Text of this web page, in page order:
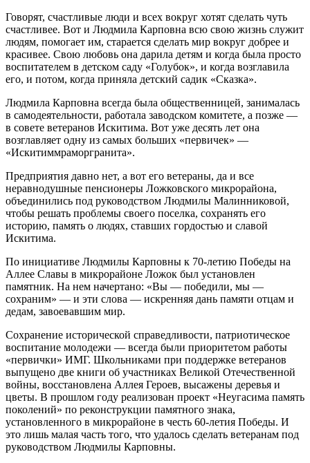
Говорят, счастливые люди и всех вокруг хотят сделать чуть
счастливее. Вот и Людмила Карповна всю свою жизнь служит
людям, помогает им, старается сделать мир вокруг добрее и
красивее. Свою любовь она дарила детям и когда была просто
воспитателем в детском саду «Голубок», и когда возглавила
его, и потом, когда приняла детский садик «Сказка».
Людмила Карповна всегда была общественницей, занималась
в самодеятельности, работала заводском комитете, а позже —
в совете ветеранов Искитима. Вот уже десять лет она
возглавляет одну из самых больших «первичек» —
«Искитиммраморгранита».
Предприятия давно нет, а вот его ветераны, да и все
неравнодушные пенсионеры Ложковского микрорайона,
объединились под руководством Людмилы Малинниковой,
чтобы решать проблемы своего поселка, сохранять его
историю, память о людях, ставших гордостью и славой
Искитима.
По инициативе Людмилы Карповны к 70-летию Победы на
Аллее Славы в микрорайоне Ложок был установлен
памятник. На нем начертано: «Вы — победили, мы —
сохраним» — и эти слова — искренняя дань памяти отцам и
дедам, завоевавшим мир.
Сохранение исторической справедливости, патриотическое
воспитание молодежи — всегда были приоритетом работы
«первички» ИМГ. Школьниками при поддержке ветеранов
выпущено две книги об участниках Великой Отечественной
войны, восстановлена Аллея Героев, высажены деревья и
цветы. В прошлом году реализован проект «Неугасима память
поколений» по реконструкции памятного знака,
установленного в микрорайоне в честь 60-летия Победы. И
это лишь малая часть того, что удалось сделать ветеранам под
руководством Людмилы Карповны.